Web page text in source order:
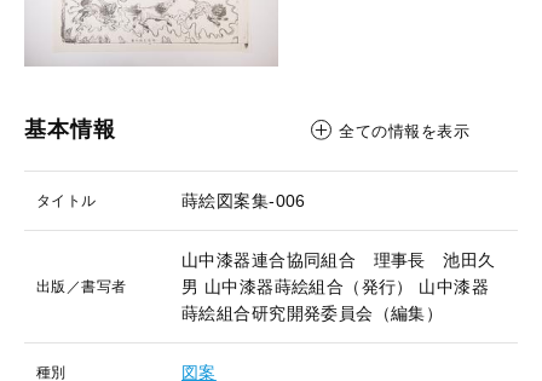
基本情報 全ての情報を表示
タイトル 蒔絵図案集-006
出版／書写者
山中漆器連合協同組合 理事長 池田久
男 山中漆器蒔絵組合（発行）
山中漆器
蒔絵組合研究開発委員会（編集）
種別 図案